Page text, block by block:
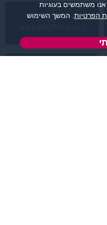
משתמשים בעוגיות
הפרטיות . המשך השימוש